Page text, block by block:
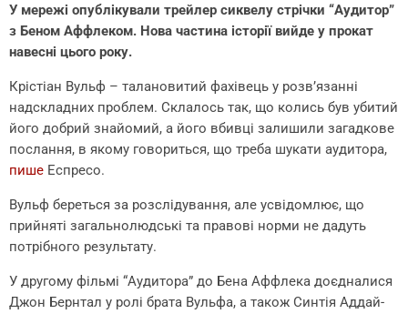
У мережі опублікували трейлер сиквелу стрічки “Аудитор”
з Беном Аффлеком. Нова частина історії вийде у прокат
навесні цього року.
Крістіан Вульф – талановитий фахівець у розв’язанні
надскладних проблем. Склалось так, що колись був убитий
його добрий знайомий, а його вбивці залишили загадкове
послання, в якому говориться, що треба шукати аудитора,
пише Еспресо.
Вульф береться за розслідування, але усвідомлює, що
прийняті загальнолюдські та правові норми не дадуть
потрібного результату.
У другому фільмі “Аудитора” до Бена Аффлека доєдналися
Джон Бернтал у ролі брата Вульфа, а також Синтія Аддай-